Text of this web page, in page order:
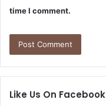
time I comment.
Like Us On Facebook